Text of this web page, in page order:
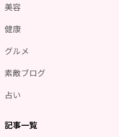
美容
健康
グルメ
素敵ブログ
占い
記事一覧